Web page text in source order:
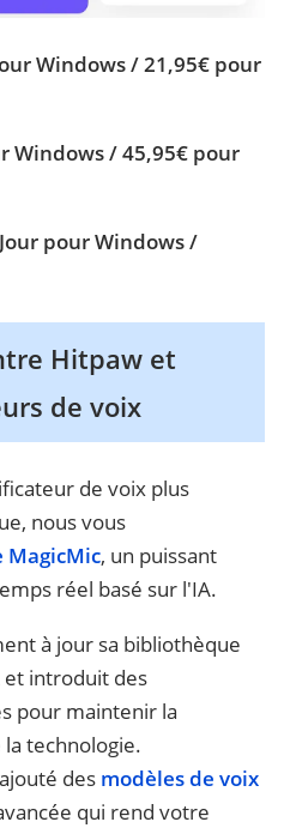
Windows / 21,95€ pour
Windows / 45,95€ pour
pour Windows /
Hitpaw et
de voix
de voix plus
nous vous
MagicMic, un puissant
réel basé sur l'IA.
à jour sa bibliothèque
et introduit des
pour maintenir la
technologie.
des modèles de voix
qui rend votre